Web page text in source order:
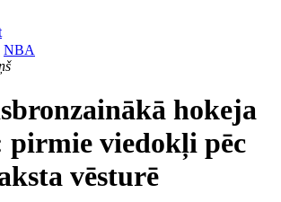
NBA
hokeja
pirmie viedokļi pēc
vēsturē